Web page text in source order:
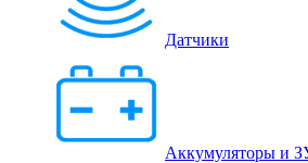
Датчики
Аккумуляторы и